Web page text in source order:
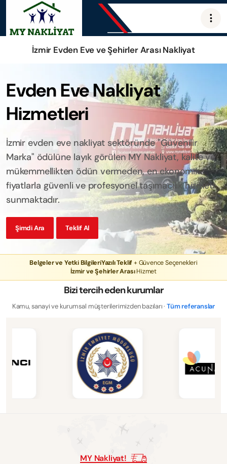
İzmir Evden Eve ve Şehirler Arası Nakliyat
Evden Eve Nakliyat
Hizmetleri
İzmir evden eve nakliyat sektöründe "Güvenilir
Marka" ödülüne layık görülen MY Nakliyat, kalite ve
mükemmellikten ödün vermeden, en ekonomik
fiyatlarla güvenli ve profesyonel taşımacılık hizmeti
sunmaktadır.
Şimdi Ara Teklif Al
Belgeler ve Yetki BilgileriYazılı Teklif+ Güvence Seçenekleri
İzmir ve Şehirler ArasıHizmet
Bizi tercih eden kurumlar
Kamu, sanayi ve kurumsal müşterilerimizden bazıları ·Tüm referanslar
MY Nakliyat!